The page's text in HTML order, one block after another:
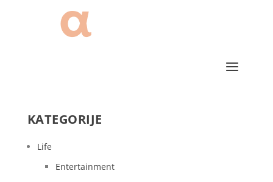
KATEGORIJE
Life
Entertainment